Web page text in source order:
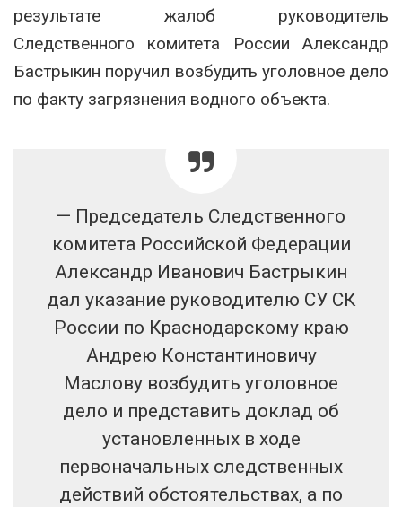
результате жалоб руководитель
Следственного комитета России Александр
Бастрыкин поручил возбудить уголовное дело
по факту загрязнения водного объекта.
— Председатель Следственного
комитета Российской Федерации
Александр Иванович Бастрыкин
дал указание руководителю СУ СК
России по Краснодарскому краю
Андрею Константиновичу
Маслову возбудить уголовное
дело и представить доклад об
установленных в ходе
первоначальных следственных
действий обстоятельствах, а по